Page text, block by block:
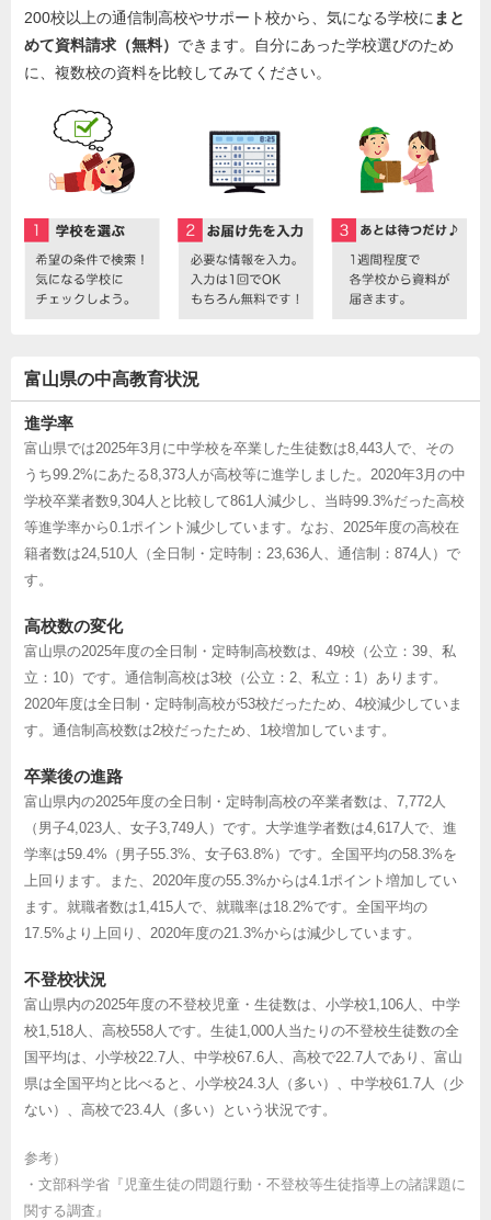
200校以上の通信制高校やサポート校から、気になる学校に まと
めて資料請求（無料） できます。自分にあった学校選びのため
に、複数校の資料を比較してみてください。
富山県の中高教育状況
進学率
富山県では2025年3月に中学校を卒業した生徒数は8,443人で、その
うち99.2%にあたる8,373人が高校等に進学しました。2020年3月の中
学校卒業者数9,304人と比較して861人減少し、当時99.3%だった高校
等進学率から0.1ポイント減少しています。なお、2025年度の高校在
籍者数は24,510人（全日制・定時制：23,636人、通信制：874人）で
す。
高校数の変化
富山県の2025年度の全日制・定時制高校数は、49校（公立：39、私
立：10）です。通信制高校は3校（公立：2、私立：1）あります。
2020年度は全日制・定時制高校が53校だったため、4校減少していま
す。通信制高校数は2校だったため、1校増加しています。
卒業後の進路
富山県内の2025年度の全日制・定時制高校の卒業者数は、7,772人
（男子4,023人、女子3,749人）です。大学進学者数は4,617人で、進
学率は59.4%（男子55.3%、女子63.8%）です。全国平均の58.3%を
上回ります。また、2020年度の55.3%からは4.1ポイント増加してい
ます。就職者数は1,415人で、就職率は18.2%です。全国平均の
17.5%より上回り、2020年度の21.3%からは減少しています。
不登校状況
富山県内の2025年度の不登校児童・生徒数は、小学校1,106人、中学
校1,518人、高校558人です。生徒1,000人当たりの不登校生徒数の全
国平均は、小学校22.7人、中学校67.6人、高校で22.7人であり、富山
県は全国平均と比べると、小学校24.3人（多い）、中学校61.7人（少
ない）、高校で23.4人（多い）という状況です。
参考）
・ 文部科学省『児童生徒の問題行動・不登校等生徒指導上の諸課題に
関する調査』